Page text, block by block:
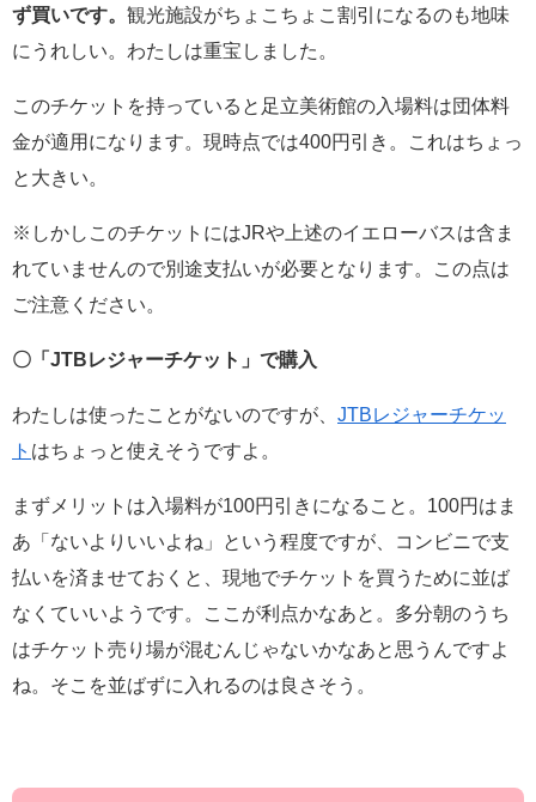
ず買いです。 観光施設がちょこちょこ割引になるのも地味
にうれしい。わたしは重宝しました。
このチケットを持っていると足立美術館の入場料は団体料
金が適用になります。現時点では400円引き。これはちょっ
と大きい。
※しかしこのチケットにはJRや上述のイエローバスは含ま
れていませんので別途支払いが必要となります。この点は
ご注意ください。
〇「JTBレジャーチケット」で購入
わたしは使ったことがないのですが、 JTBレジャーチケッ
ト はちょっと使えそうですよ。
まずメリットは入場料が100円引きになること。100円はま
あ「ないよりいいよね」という程度ですが、コンビニで支
払いを済ませておくと、現地でチケットを買うために並ば
なくていいようです。ここが利点かなあと。多分朝のうち
はチケット売り場が混むんじゃないかなあと思うんですよ
ね。そこを並ばずに入れるのは良さそう。